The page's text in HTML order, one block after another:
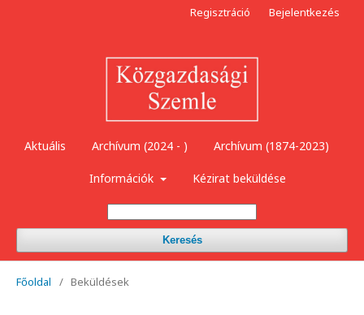
Aktuális Archívum (2024 - ) Archívum (1874-2023)
Információk Kézirat beküldése
Keresés
Regisztráció Bejelentkezés
Főoldal / Beküldések